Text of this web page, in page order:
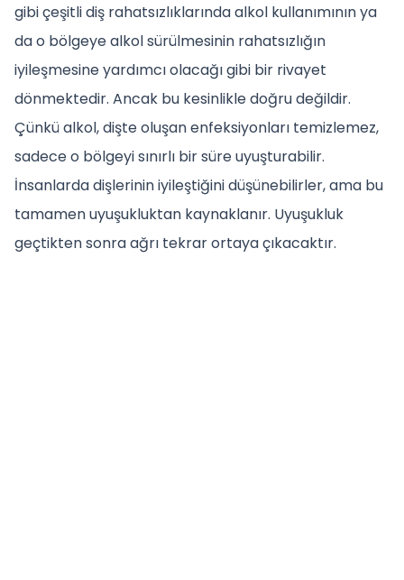
gibi çeşitli diş rahatsızlıklarında alkol kullanımının ya
da o bölgeye alkol sürülmesinin rahatsızlığın
iyileşmesine yardımcı olacağı gibi bir rivayet
dönmektedir. Ancak bu kesinlikle doğru değildir.
Çünkü alkol, dişte oluşan enfeksiyonları temizlemez,
sadece o bölgeyi sınırlı bir süre uyuşturabilir.
İnsanlarda dişlerinin iyileştiğini düşünebilirler, ama bu
tamamen uyuşukluktan kaynaklanır. Uyuşukluk
geçtikten sonra ağrı tekrar ortaya çıkacaktır.